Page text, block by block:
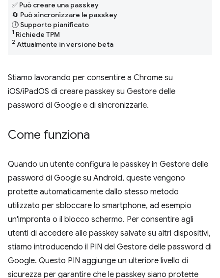
✅ Può creare una passkey
🔄 Può sincronizzare le passkey
🕔 Supporto pianificato
1 Richiede TPM
2 Attualmente in versione beta
Stiamo lavorando per consentire a Chrome su
iOS/iPadOS di creare passkey su Gestore delle
password di Google e di sincronizzarle.
Come funziona
Quando un utente configura le passkey in Gestore delle
password di Google su Android, queste vengono
protette automaticamente dallo stesso metodo
utilizzato per sbloccare lo smartphone, ad esempio
un'impronta o il blocco schermo. Per consentire agli
utenti di accedere alle passkey salvate su altri dispositivi,
stiamo introducendo il PIN del Gestore delle password di
Google. Questo PIN aggiunge un ulteriore livello di
sicurezza per garantire che le passkey siano protette